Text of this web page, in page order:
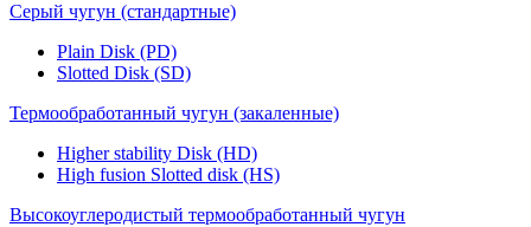
Серый чугун (стандартные)
Plain Disk (PD)
Slotted Disk (SD)
Термообработанный чугун (закаленные)
Higher stability Disk (HD)
High fusion Slotted disk (HS)
Высокоуглеродистый термообработанный чугун